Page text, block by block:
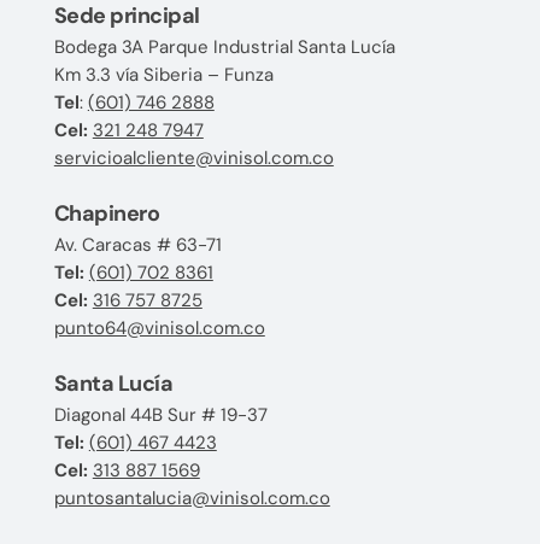
Sede principal
Bodega 3A Parque Industrial Santa Lucía
Km 3.3 vía Siberia – Funza
Tel: (601) 746 2888
Cel: 321 248 7947
servicioalcliente@vinisol.com.co
Chapinero
Av. Caracas # 63-71
Tel: (601) 702 8361
Cel: 316 757 8725
punto64@vinisol.com.co
Santa Lucía
Diagonal 44B Sur # 19-37
Tel: (601) 467 4423
Cel: 313 887 1569
puntosantalucia@vinisol.com.co